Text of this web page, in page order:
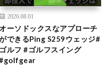
2026.08.01
ーソドックスなアプローチ
できるPing S259ウェッジ#
ゴルフ #ゴルフスイング